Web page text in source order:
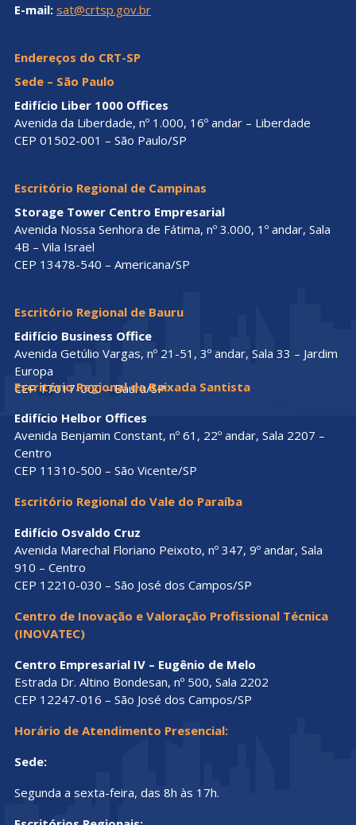
E-mail: sat@crtsp.gov.br
Endereços do CRT-SP
Sede – São Paulo
Edifício Liber 1000 Offices
Avenida da Liberdade, nº 1.000, 16º andar – Liberdade
CEP 01502-001 – São Paulo/SP
Escritório Regional de Campinas
Storage Tower Centro Empresarial
Avenida Nossa Senhora de Fátima, nº 3.000, 1º andar, Sala
4B – Vila Israel
CEP 13478-540 – Americana/SP
Escritório Regional de Bauru
Edifício Business Office
Avenida Getúlio Vargas, nº 21-51, 3º andar, Sala 33 – Jardim
Europa
CEP 17017-000 – Bauru/SP
Escritório Regional da Baixada Santista
Edifício Helbor Offices
Avenida Benjamin Constant, nº 61, 22º andar, Sala 2207 –
Centro
CEP 11310-500 – São Vicente/SP
Escritório Regional do Vale do Paraíba
Edifício Osvaldo Cruz
Avenida Marechal Floriano Peixoto, nº 347, 9º andar, Sala
910 – Centro
CEP 12210-030 – São José dos Campos/SP
Centro de Inovação e Valoração Profissional Técnica
(INOVATEC)
Centro Empresarial IV – Eugênio de Melo
Estrada Dr. Altino Bondesan, nº 500, Sala 2202
CEP 12247-016 – São José dos Campos/SP
Horário de Atendimento Presencial:
Sede:
Segunda a sexta-feira, das 8h às 17h.